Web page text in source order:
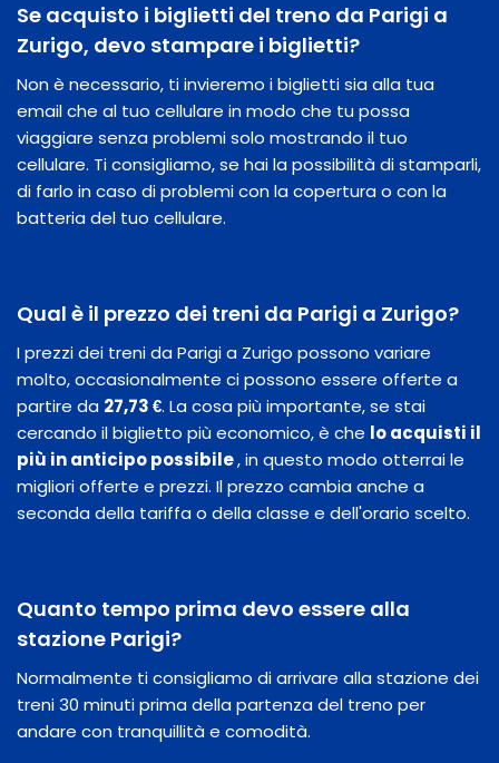
Se acquisto i biglietti del treno da Parigi a
Zurigo, devo stampare i biglietti?
Non è necessario, ti invieremo i biglietti sia alla tua
email che al tuo cellulare in modo che tu possa
viaggiare senza problemi solo mostrando il tuo
cellulare. Ti consigliamo, se hai la possibilità di stamparli,
di farlo in caso di problemi con la copertura o con la
batteria del tuo cellulare.
Qual è il prezzo dei treni da Parigi a Zurigo?
I prezzi dei treni da Parigi a Zurigo possono variare
molto, occasionalmente ci possono essere offerte a
partire da 27,73 €. La cosa più importante, se stai
cercando il biglietto più economico, è che lo acquisti il
​​più in anticipo possibile, in questo modo otterrai le
migliori offerte e prezzi. Il prezzo cambia anche a
seconda della tariffa o della classe e dell'orario scelto.
Quanto tempo prima devo essere alla
stazione Parigi?
Normalmente ti consigliamo di arrivare alla stazione dei
treni 30 minuti prima della partenza del treno per
andare con tranquillità e comodità.